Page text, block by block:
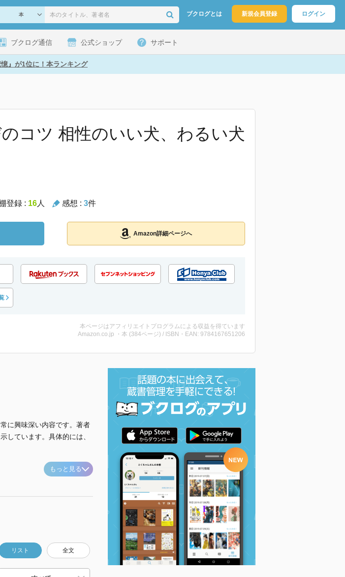
ブクログとは 新規会員登録 ログイン
ブクログ通信 公式ショップ サポート
憶』が1位に！本ランキング
コツ 相性のいい犬、わるい犬
登録 : 16人 感想 : 3件
Amazon詳細ページへ
本ページはアフィリエイトプログラムによる収益を得ています
Amazon.co.jp ・本 (384ページ) / ISBN・EAN: 9784167651206
に興味深い内容です。著者
しています。具体的には、
もっと見る
リスト 全文